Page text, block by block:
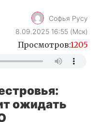
Софья Русу
8.09.2025 16:55 (Мск)
Просмотров:1205
ожидать